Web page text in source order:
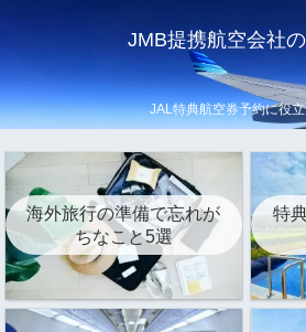
JMB提携航空会社
JAL特典航空券予約に役
海外旅行の準備で忘れが
ちなこと5選
特